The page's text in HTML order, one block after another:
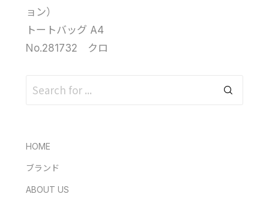
ョン）
トートバッグ A4
No.281732 クロ
HOME
ブランド
ABOUT US